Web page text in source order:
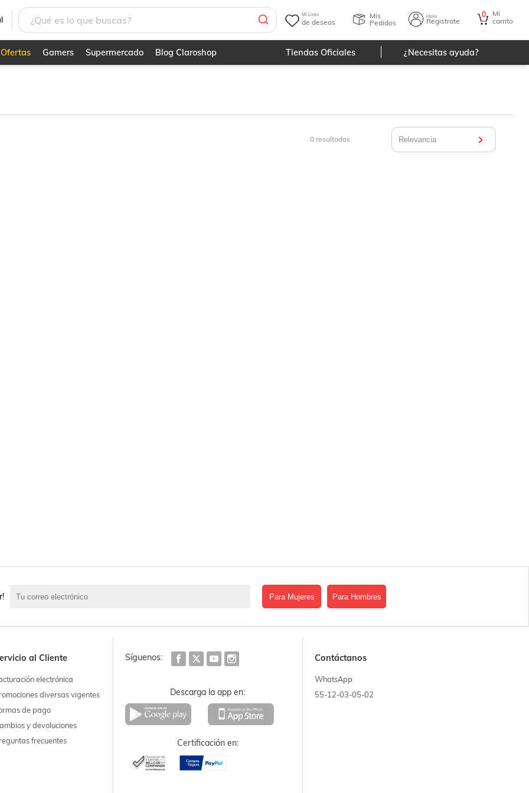
Mi Lista
de deseos
Mis
Pedidos
Hola
Registrate
0
Mi
carrito
Ofertas Gamers Supermercado Blog Claroshop Tiendas Oficiales ¿Necesitas ayuda?
0resultados
Para Mujeres Para Hombres
al Cliente
electrónica
diversas vigentes
de pago
y devoluciones
frecuentes
Síguenos:
Descarga la app en:
Certificación en:
Contáctanos
WhatsApp
55-12-03-05-02